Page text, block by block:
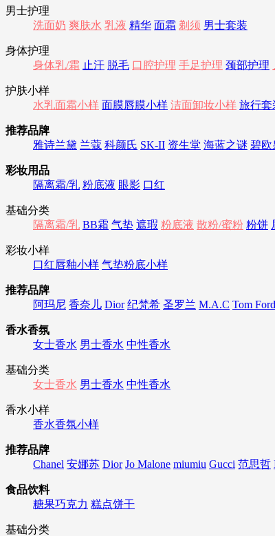
男士护理
洗面奶 爽肤水 乳液 精华 面霜 剃须 男士套装
身体护理
身体乳/霜 止汗 脱毛 口腔护理 手足护理 颈部护理
护肤小样
水乳面霜小样 面膜唇膜小样 洁面卸妆小样 旅行套
推荐品牌
雅诗兰黛 兰蔻 科颜氏 SK-II 资生堂 海蓝之谜 碧欧
彩妆用品
隔离霜/乳 粉底液 眼影 口红
基础分类
隔离霜/乳 BB霜 气垫 遮瑕 粉底液 散粉/蜜粉 粉饼
彩妆小样
口红唇釉小样 气垫粉底小样
推荐品牌
阿玛尼 香奈儿 Dior 纪梵希 圣罗兰 M.A.C Tom Ford
香水香氛
女士香水 男士香水 中性香水
基础分类
女士香水 男士香水 中性香水
香水小样
香水香氛小样
推荐品牌
Chanel 安娜苏 Dior Jo Malone miumiu Gucci 范思哲
食品饮料
糖果巧克力 糕点饼干
基础分类